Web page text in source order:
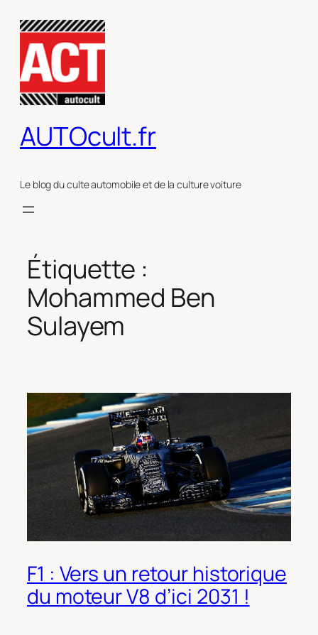
contenu
AUTOcult.fr
Le blog du culte automobile et de la culture voiture
Étiquette :
Mohammed Ben
Sulayem
F1 : Vers un retour historique
du moteur V8 d’ici 2031 !